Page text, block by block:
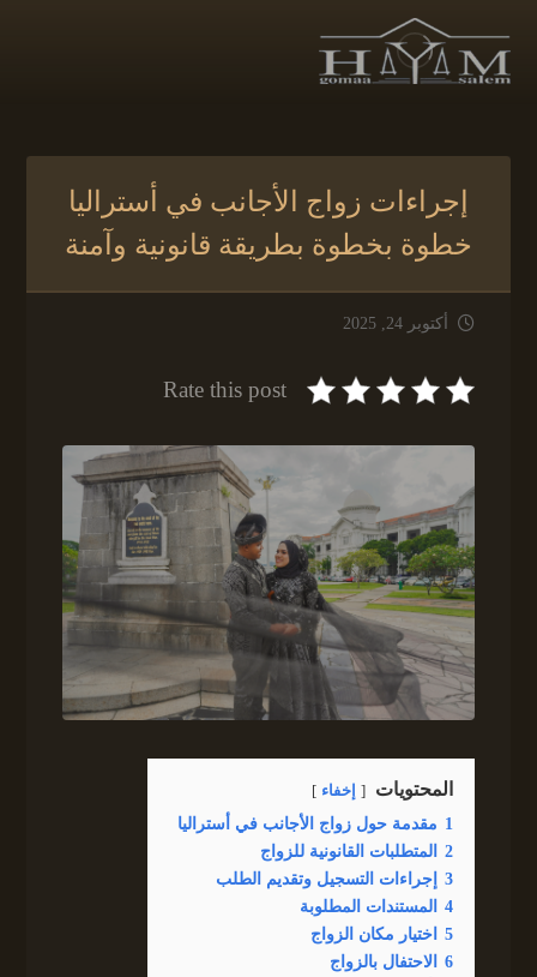
إجراءات زواج الأجانب في أستراليا
خطوة بخطوة بطريقة قانونية وآمنة
أكتوبر 24, 2025
Rate this post
المحتويات إخفاء
1 مقدمة حول زواج الأجانب في أستراليا
2
المتطلبات القانونية للزواج
3
إجراءات التسجيل وتقديم الطلب
4
المستندات المطلوبة
5
اختيار مكان الزواج
6
الاحتفال بالزواج